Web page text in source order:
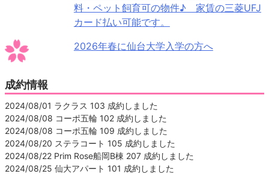
料・ペット飼育可の物件♪ 家賃の三菱UFJ
カード払い可能です。
2026年春に仙台大学入学の方へ
成約情報
2024/08/01 ラクラス 103 成約しました
2024/08/08 コーポ五輪 102 成約しました
2024/08/08 コーポ五輪 109 成約しました
2024/08/20 ステラコート 105 成約しました
2024/08/22 Prim Rose船岡B棟 207 成約しました
2024/08/25 仙大アパート 101 成約しました